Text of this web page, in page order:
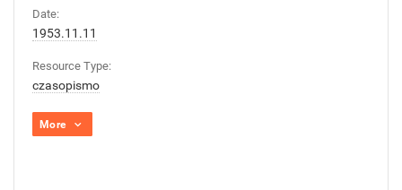
Date:
1953.11.11
Resource Type:
czasopismo
More